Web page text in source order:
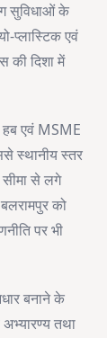
सुविधाओं के
प्लास्टिक एवं
की दिशा में
एवं MSME
स्थानीय स्तर
से लगे
को
पर भी
बनाने के
अभ्यारण्य तथा